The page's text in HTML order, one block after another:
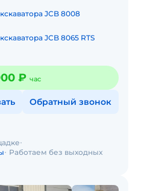
JCB 8008
JCB 8065 RTS
₽ час
Обратный звонок
Работаем без выходных